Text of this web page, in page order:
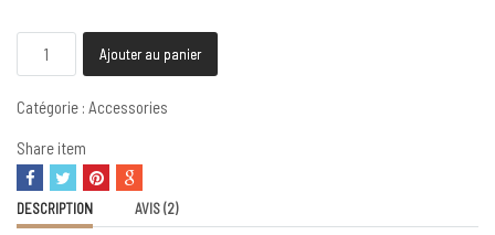
quantité
de
Daham
Ajouter au panier
Catégorie : Accessories
Share item
DESCRIPTION AVIS (2)